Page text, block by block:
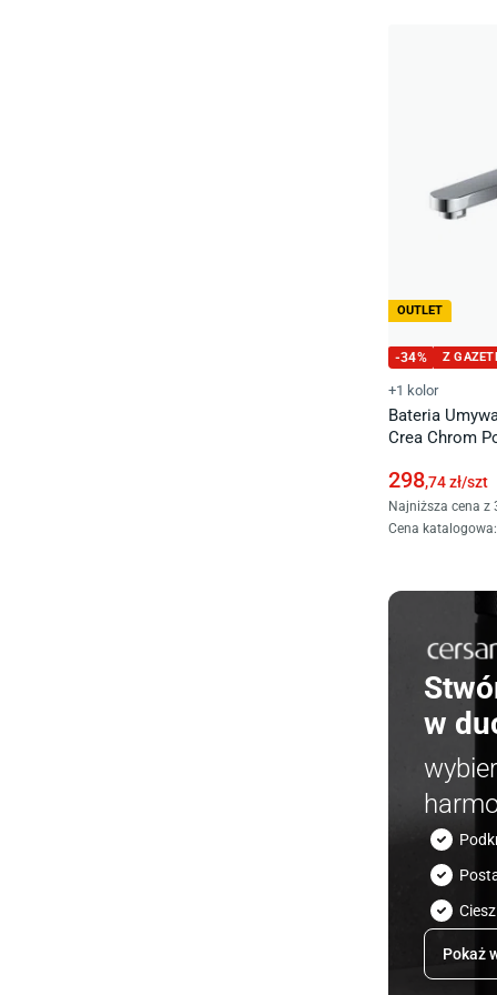
OUTLET
-34% Z
+1 kolor
Bateria
Crea Chrom
298,74zł/szt
Najniższa cena z
Cena katalogowa:
w
Pokaż